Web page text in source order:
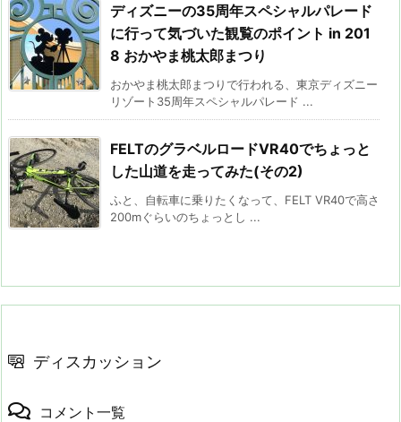
ディズニーの35周年スペシャルパレード
に行って気づいた観覧のポイント in 201
8 おかやま桃太郎まつり
おかやま桃太郎まつりで行われる、東京ディズニー
リゾート35周年スペシャルパレード ...
FELTのグラベルロードVR40でちょっと
した山道を走ってみた(その2)
ふと、自転車に乗りたくなって、FELT VR40で高さ
200mぐらいのちょっとし ...
ディスカッション
コメント一覧